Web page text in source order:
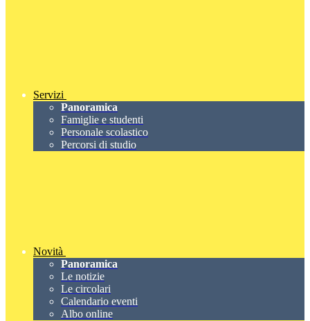
Servizi
Panoramica
Famiglie e studenti
Personale scolastico
Percorsi di studio
Novità
Panoramica
Le notizie
Le circolari
Calendario eventi
Albo online